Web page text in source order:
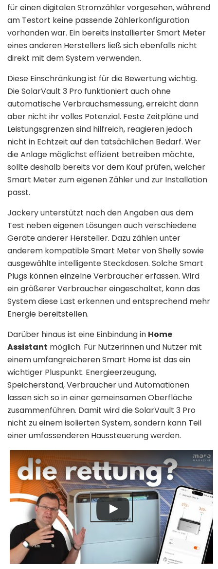
für einen digitalen Stromzähler vorgesehen, während
am Testort keine passende Zählerkonfiguration
vorhanden war. Ein bereits installierter Smart Meter
eines anderen Herstellers ließ sich ebenfalls nicht
direkt mit dem System verwenden.
Diese Einschränkung ist für die Bewertung wichtig.
Die SolarVault 3 Pro funktioniert auch ohne
automatische Verbrauchsmessung, erreicht dann
aber nicht ihr volles Potenzial. Feste Zeitpläne und
Leistungsgrenzen sind hilfreich, reagieren jedoch
nicht in Echtzeit auf den tatsächlichen Bedarf. Wer
die Anlage möglichst effizient betreiben möchte,
sollte deshalb bereits vor dem Kauf prüfen, welcher
Smart Meter zum eigenen Zähler und zur Installation
passt.
Jackery unterstützt nach den Angaben aus dem
Test neben eigenen Lösungen auch verschiedene
Geräte anderer Hersteller. Dazu zählen unter
anderem kompatible Smart Meter von Shelly sowie
ausgewählte intelligente Steckdosen. Solche Smart
Plugs können einzelne Verbraucher erfassen. Wird
ein größerer Verbraucher eingeschaltet, kann das
System diese Last erkennen und entsprechend mehr
Energie bereitstellen.
Darüber hinaus ist eine Einbindung in Home
Assistant möglich. Für Nutzerinnen und Nutzer mit
einem umfangreicheren Smart Home ist das ein
wichtiger Pluspunkt. Energieerzeugung,
Speicherstand, Verbraucher und Automationen
lassen sich so in einer gemeinsamen Oberfläche
zusammenführen. Damit wird die SolarVault 3 Pro
nicht zu einem isolierten System, sondern kann Teil
einer umfassenderen Haussteuerung werden.